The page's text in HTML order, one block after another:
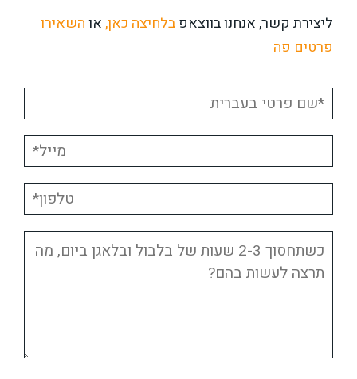
ליצירת קשר, אנחנו בווצאפבלחיצה כאן,אוהשאירו
פרטים פה